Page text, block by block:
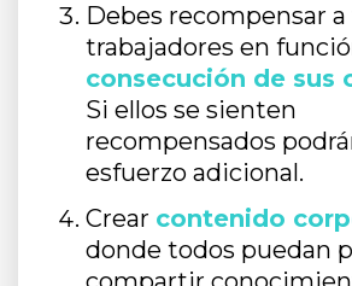
Debes recompensar
trabajadores en
consecución de sus
Si ellos se sienten
recompensados
esfuerzo adicional.
Crear contenido
donde todos puedan